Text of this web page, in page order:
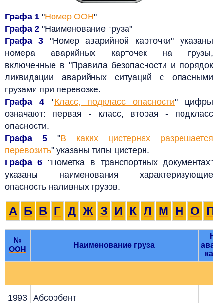
Графа 1 "Номер ООН"
Графа 2 "Наименование груза"
Графа 3"Номер аварийной карточки" указаны
номера аварийных карточек на грузы,
включенные в "Правила безопасности и порядок
ликвидации аварийных ситуаций с опасными
грузами при перевозке.
Графа 4"Класс, подкласс опасности" цифры
означают: первая - класс, вторая - подкласс
опасности.
Графа 5 "В каких цистернах разрешается
перевозить" указаны типы цистерн.
Графа 6 "Пометка в транспортных документах"
указаны наименования характеризующие
опасность наливных грузов.
А Б В Г Д Ж З И К Л М Н О П
№
ООН
Наименование груза
1993 Абсорбент